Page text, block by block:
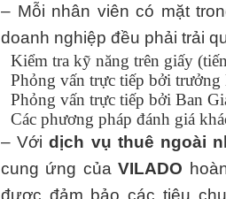
– Mỗi nhân viên có mặt
doanh nghiệp đều phải trải
Kiểm tra kỹ năng trên giấy
Phỏng vấn trực tiếp bởi
Phỏng vấn trực tiếp bởi Ban
Các phương pháp đánh giá
– Với dịch vụ thuê ngoài
cung ứng của VILADO
được đảm bảo các tiêu